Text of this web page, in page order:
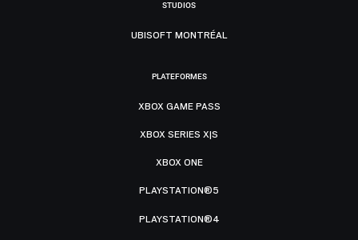
STUDIOS
UBISOFT MONTRÉAL
PLATEFORMES
XBOX GAME PASS
XBOX SERIES X|S
XBOX ONE
PLAYSTATION®5
PLAYSTATION®4